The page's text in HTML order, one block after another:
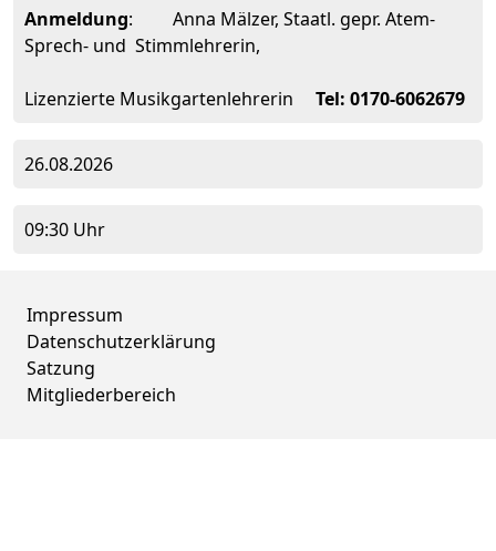
Anmeldung: Anna Mälzer, Staatl. gepr. Atem-
Sprech- und Stimmlehrerin,
Lizenzierte Musikgartenlehrerin Tel: 0170-6062679
26.08.2026
09:30 Uhr
Impressum
Datenschutzerklärung
Satzung
Mitgliederbereich